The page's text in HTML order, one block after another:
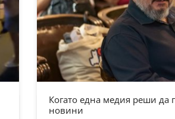
Когато една медия реши
новини